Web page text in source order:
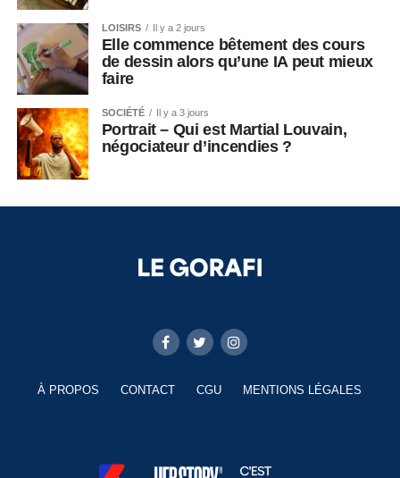
LOISIRS Il y a 2 jours
Elle commence bêtement des cours
de dessin alors qu’une IA peut mieux
faire
SOCIÉTÉ Il y a 3 jours
Portrait – Qui est Martial Louvain,
négociateur d’incendies ?
À PROPOS CONTACT CGU MENTIONS LÉGALES